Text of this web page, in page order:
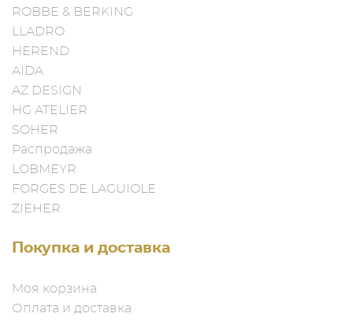
ROBBE & BERKING
LLADRO
HEREND
AIDA
AZ DESIGN
HG ATELIER
SOHER
Распродажа
LOBMEYR
FORGES DE LAGUIOLE
ZIEHER
Покупка и доставка
Моя корзина
Оплата и доставка